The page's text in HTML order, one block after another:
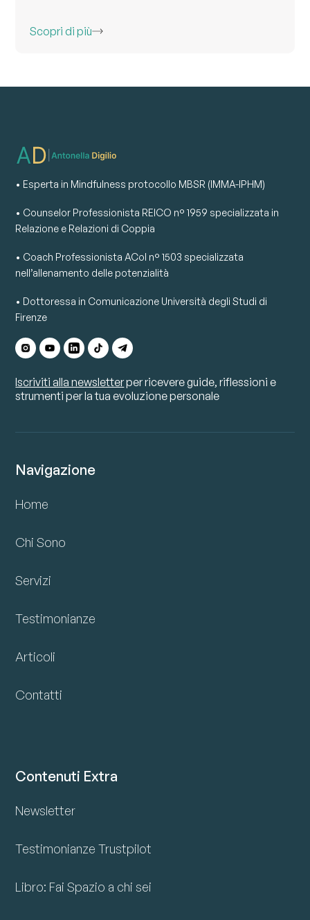
Scopri di più
• Esperta in Mindfulness protocollo MBSR (IMMA-IPHM)
• Counselor Professionista REICO n° 1959 specializzata in
Relazione e Relazioni di Coppia
• Coach Professionista ACoI n° 1503 specializzata
nell’allenamento delle potenzialità
• Dottoressa in Comunicazione Università degli Studi di
Firenze
Iscriviti alla newsletterper ricevere guide, riflessioni e
strumenti per la tua evoluzione personale
Navigazione
Home
Chi Sono
Servizi
Testimonianze
Articoli
Contatti
Contenuti Extra
Newsletter
Testimonianze Trustpilot
Libro: Fai Spazio a chi sei